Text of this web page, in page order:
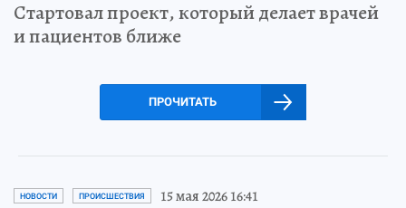
Стартовал проект, который делает врачей
и пациентов ближе
ПРОЧИТАТЬ
НОВОСТИ ПРОИСШЕСТВИЯ 15 мая 2026 16:41